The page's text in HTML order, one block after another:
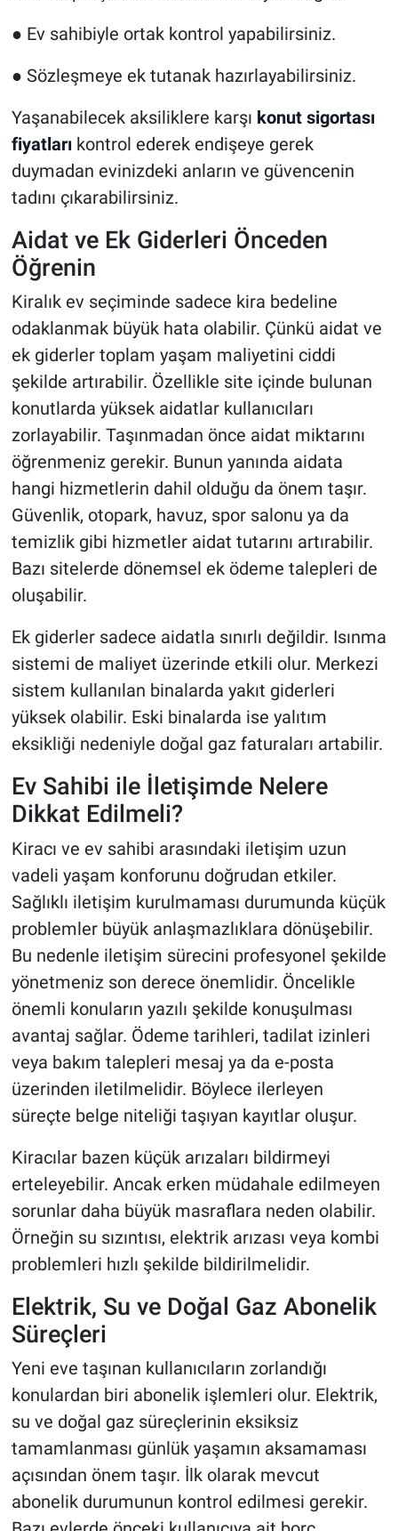
● Ev sahibiyle ortak kontrol yapabilirsiniz.
● Sözleşmeye ek tutanak hazırlayabilirsiniz.
Yaşanabilecek aksiliklere karşı konut sigortası
fiyatlarıkontrol ederek endişeye gerek
duymadan evinizdeki anların ve güvencenin
tadını çıkarabilirsiniz.
Aidat ve Ek Giderleri Önceden
Öğrenin
Kiralık ev seçiminde sadece kira bedeline
odaklanmak büyük hata olabilir. Çünkü aidat ve
ek giderler toplam yaşam maliyetini ciddi
şekilde artırabilir. Özellikle site içinde bulunan
konutlarda yüksek aidatlar kullanıcıları
zorlayabilir. Taşınmadan önce aidat miktarını
öğrenmeniz gerekir. Bunun yanında aidata
hangi hizmetlerin dahil olduğu da önem taşır.
Güvenlik, otopark, havuz, spor salonu ya da
temizlik gibi hizmetler aidat tutarını artırabilir.
Bazı sitelerde dönemsel ek ödeme talepleri de
oluşabilir.
Ek giderler sadece aidatla sınırlı değildir. Isınma
sistemi de maliyet üzerinde etkili olur. Merkezi
sistem kullanılan binalarda yakıt giderleri
yüksek olabilir. Eski binalarda ise yalıtım
eksikliği nedeniyle doğal gaz faturaları artabilir.
Ev Sahibi ile İletişimde Nelere
Dikkat Edilmeli?
Kiracı ve ev sahibi arasındaki iletişim uzun
vadeli yaşam konforunu doğrudan etkiler.
Sağlıklı iletişim kurulmaması durumunda küçük
problemler büyük anlaşmazlıklara dönüşebilir.
Bu nedenle iletişim sürecini profesyonel şekilde
yönetmeniz son derece önemlidir. Öncelikle
önemli konuların yazılı şekilde konuşulması
avantaj sağlar. Ödeme tarihleri, tadilat izinleri
veya bakım talepleri mesaj ya da e-posta
üzerinden iletilmelidir. Böylece ilerleyen
süreçte belge niteliği taşıyan kayıtlar oluşur.
Kiracılar bazen küçük arızaları bildirmeyi
erteleyebilir. Ancak erken müdahale edilmeyen
sorunlar daha büyük masraflara neden olabilir.
Örneğin su sızıntısı, elektrik arızası veya kombi
problemleri hızlı şekilde bildirilmelidir.
Elektrik, Su ve Doğal Gaz Abonelik
Süreçleri
Yeni eve taşınan kullanıcıların zorlandığı
konulardan biri abonelik işlemleri olur. Elektrik,
su ve doğal gaz süreçlerinin eksiksiz
tamamlanması günlük yaşamın aksamaması
açısından önem taşır. İlk olarak mevcut
abonelik durumunun kontrol edilmesi gerekir.